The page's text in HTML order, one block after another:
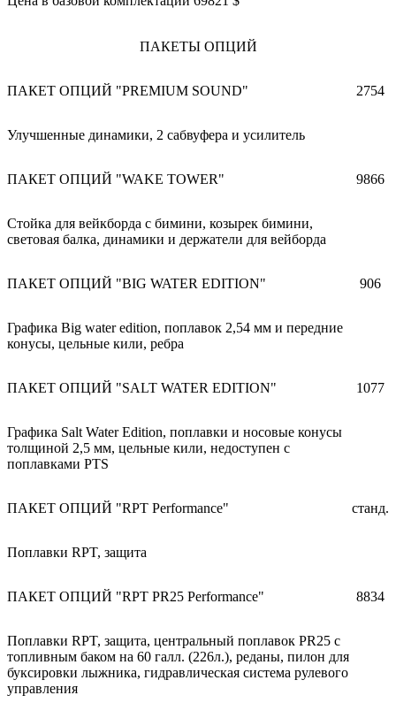
ПАКЕТЫ ОПЦИЙ
ПАКЕТ ОПЦИЙ "PREMIUM SOUND" 2754
Улучшенные динамики, 2 сабвуфера и усилитель
ПАКЕТ ОПЦИЙ "WAKE TOWER" 9866
Стойка для вейкборда с бимини, козырек бимини,
световая балка, динамики и держатели для вейборда
ПАКЕТ ОПЦИЙ "BIG WATER EDITION" 906
Графика Big water edition, поплавок 2,54 мм и передние
конусы, цельные кили, ребра
ПАКЕТ ОПЦИЙ "SALT WATER EDITION" 1077
Графика Salt Water Edition, поплавки и носовые конусы
толщиной 2,5 мм, цельные кили, недоступен с
поплавками PTS
ПАКЕТ ОПЦИЙ "RPT Performance" станд.
Поплавки RPT, защита
ПАКЕТ ОПЦИЙ "RPT PR25 Performance" 8834
Поплавки RPT, защита, центральный поплавок PR25 с
топливным баком на 60 галл. (226л.), реданы, пилон для
буксировки лыжника, гидравлическая система рулевого
управления